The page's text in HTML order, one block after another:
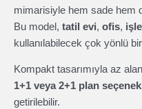
mimarisiyle hem sade hem
Bu model, tatil evi, ofis,
kullanılabilecek çok yönlü
Kompakt tasarımıyla az
1+1 veya 2+1 plan
getirilebilir.